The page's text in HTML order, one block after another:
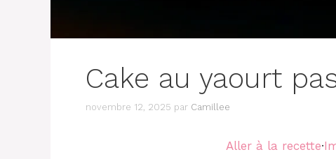
Cake au yaourt
novembre 12, 2025 par Camillee
Aller à la recette·